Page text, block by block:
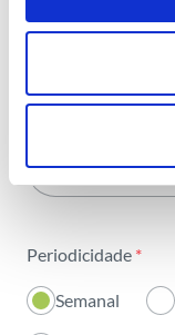
Institucional
Inovação
Investidores
Nome*
Email*
Periodicidade *
Semanal